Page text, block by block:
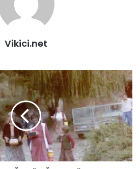
Vikici.net